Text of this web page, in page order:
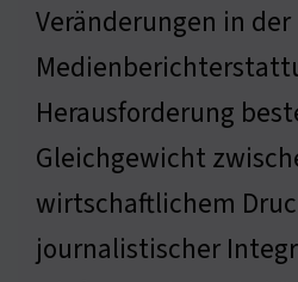
Veränderungen in der
Herausforderung
Gleichgewicht
wirtschaftlichem
journalistischer